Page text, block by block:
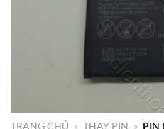
TRANG CHỦ » THAY PIN » PIN